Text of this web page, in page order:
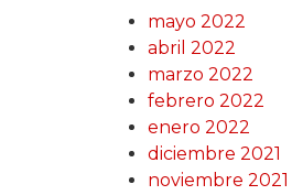
mayo 2022
abril 2022
marzo 2022
febrero 2022
enero 2022
diciembre 2021
noviembre 2021